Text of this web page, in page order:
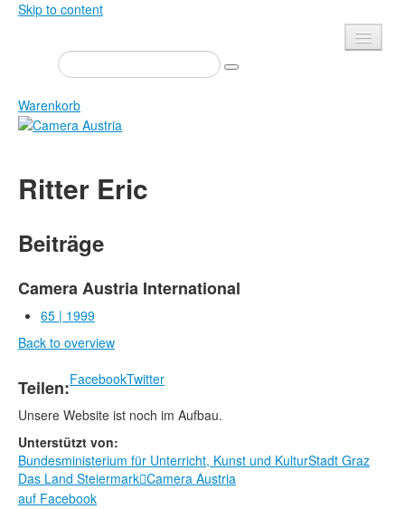
Skip to content
Presse
Veranstaltungen
Newsletter
Über uns
Shop
Datenschutz
Mediadaten
Warenkorb
Zeitschrift
Bücher
Edition
Bibliothek
Camera Austria Preis
Fotoarchiv Pierre Bourdieu
Rechtliche Informationen
Ritter Eric
Beiträge
Camera Austria International
65 | 1999
Back to overview
Teilen:FacebookTwitter
Unsere Website ist noch im Aufbau.
Unterstützt von:
Bundesministerium für Unterricht, Kunst und KulturStadt Graz
Das Land SteiermarkCamera Austria
auf Facebook